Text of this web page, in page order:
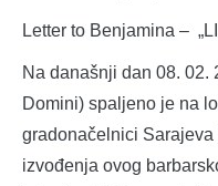
Letter to Benjamina –
Na današnji dan 08. 02.
Domini) spaljeno je na
gradonačelnici
izvođenja ovog